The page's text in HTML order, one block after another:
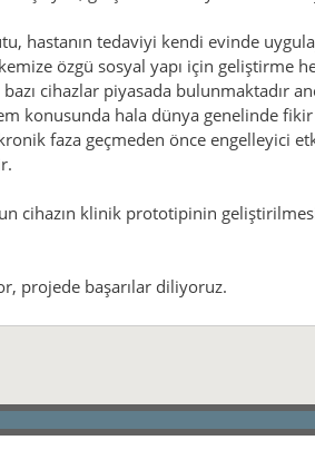
hastanın tedaviyi kendi evinde
özgü sosyal yapı için geliştirme
cihazlar piyasada bulunmaktadır
konusunda hala dünya genelinde
faza geçmeden önce engelleyici
cihazın klinik prototipinin
projede başarılar diliyoruz.